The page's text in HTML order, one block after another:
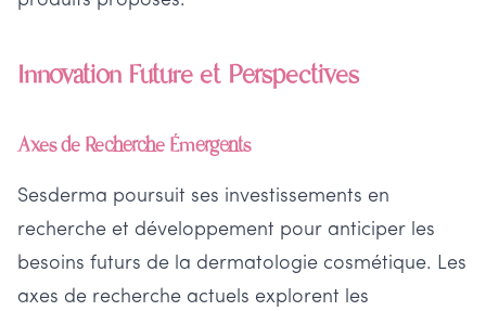
Innovation Future et Perspectives
Axes de Recherche Émergents
Sesderma poursuit ses investissements en
recherche et développement pour anticiper les
besoins futurs de la dermatologie cosmétique. Les
axes de recherche actuels explorent les